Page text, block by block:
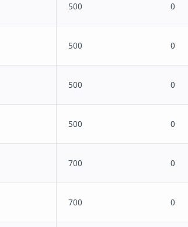
500 0
500 0
500 0
500 0
700 0
700 0